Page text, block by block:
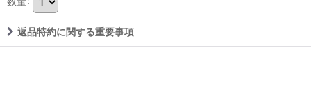
返品特約に関する重要事項